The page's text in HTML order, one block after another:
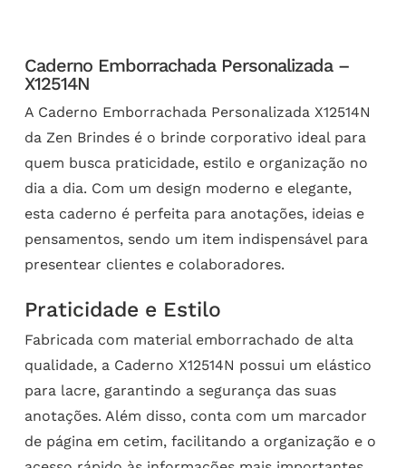
Caderno Emborrachada Personalizada –
X12514N
A Caderno Emborrachada Personalizada X12514N
da Zen Brindes é o brinde corporativo ideal para
quem busca praticidade, estilo e organização no
dia a dia. Com um design moderno e elegante,
esta caderno é perfeita para anotações, ideias e
pensamentos, sendo um item indispensável para
presentear clientes e colaboradores.
Praticidade e Estilo
Fabricada com material emborrachado de alta
qualidade, a Caderno X12514N possui um elástico
para lacre, garantindo a segurança das suas
anotações. Além disso, conta com um marcador
de página em cetim, facilitando a organização e o